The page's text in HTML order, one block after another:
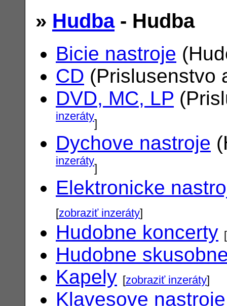
» Hudba- Hudba
Bicie nastroje
CD (Prislusenstvo
DVD, MC, LP
inzeráty]
Dychove nastroje
inzeráty]
Elektronicke
[zobraziť inzeráty]
Hudobne koncerty [
Hudobne
Kapely [zobraziť inzeráty]
Klavesove nastroje